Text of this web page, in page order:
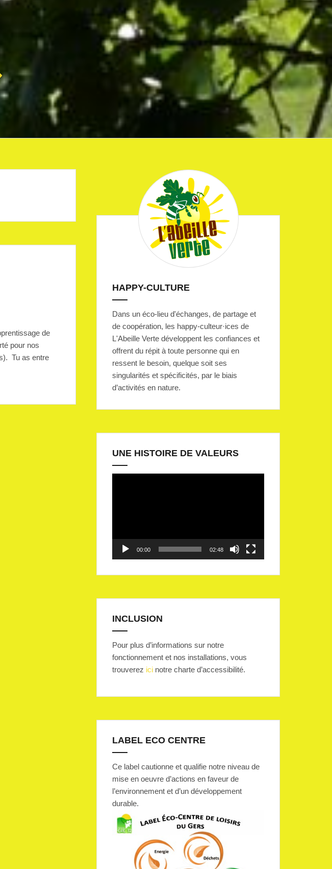
de
pour nos
Tu as entre
HAPPY-CULTURE
Dans un éco-lieu d'échanges, de partage et
de coopération, les happy-culteur·ices de
L'Abeille Verte développent les confiances et
offrent du répit à toute personne qui en
ressent le besoin, quelque soit ses
singularités et spécificités, par le biais
d’activités en nature.
UNE HISTOIRE DE VALEURS
00:00 02:48
INCLUSION
Pour plus d’informations sur notre
fonctionnement et nos installations, vous
trouverez ici notre charte d’accessibilité.
LABEL ECO CENTRE
Ce label cautionne et qualifie notre niveau de
mise en oeuvre d’actions en faveur de
l’environnement et d’un développement
durable.